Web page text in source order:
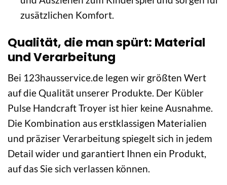
zusätzlichen Komfort.
Qualität, die man spürt: Material
und Verarbeitung
Bei 123hausservice.de legen wir größten Wert
auf die Qualität unserer Produkte. Der Kübler
Pulse Handcraft Troyer ist hier keine Ausnahme.
Die Kombination aus erstklassigen Materialien
und präziser Verarbeitung spiegelt sich in jedem
Detail wider und garantiert Ihnen ein Produkt,
auf das Sie sich verlassen können.